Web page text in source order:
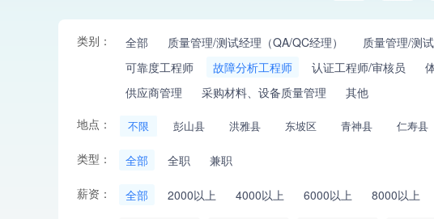
类别： 全部 质量管理/测试经理（QA/QC经理） 质量管理/测
可靠度工程师
故障分析工程师 认证工程师/审核员
供应商管理
采购材料、设备质量管理
其他
地点：
不限 彭山县 洪雅县 东坡区 青神县 仁寿县
类型： 全部 全职 兼职
薪资： 全部 2000以上 4000以上 6000以上 8000以上